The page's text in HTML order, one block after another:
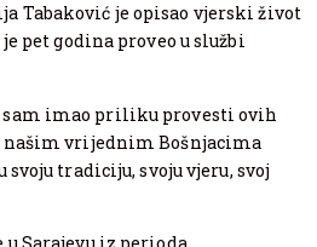
Tabaković je opisao vjerski život
pet godina proveo u službi
sam imao priliku provesti ovih
našim vrijednim Bošnjacima
svoju tradiciju, svoju vjeru, svoj